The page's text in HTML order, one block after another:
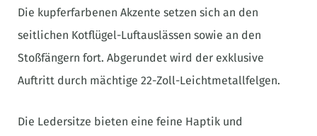
Die kupferfarbenen Akzente setzen sich an den
seitlichen Kotflügel-Luftauslässen sowie an den
Stoßfängern fort. Abgerundet wird der exklusive
Auftritt durch mächtige 22-Zoll-Leichtmetallfelgen.
Die Ledersitze bieten eine feine Haptik und